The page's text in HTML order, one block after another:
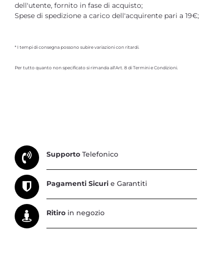
dell'utente, fornito in fase di acquisto;
Spese di spedizione a carico dell'acquirente pari a 19€;
* I tempi di consegna possono subire variazioni con ritardi.
Per tutto quanto non specificato si rimanda all'Art. 8 di Termini e Condizioni.
Supporto Telefonico
Pagamenti Sicuri e Garantiti
Ritiro in negozio